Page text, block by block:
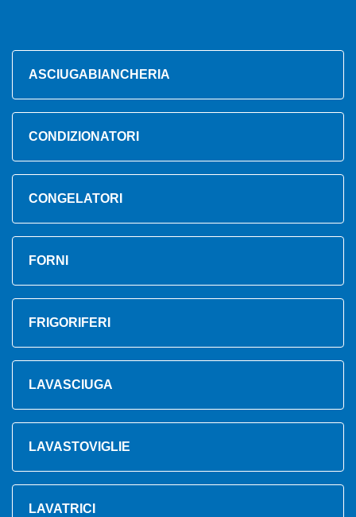
ASCIUGABIANCHERIA
CONDIZIONATORI
CONGELATORI
FORNI
FRIGORIFERI
LAVASCIUGA
LAVASTOVIGLIE
LAVATRICI